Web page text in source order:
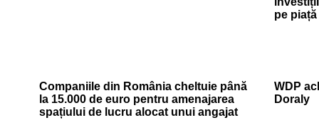
pe
Companiile din România cheltuie până
la 15.000 de euro pentru amenajarea
spațiului de lucru alocat unui angajat
WDP
Doraly